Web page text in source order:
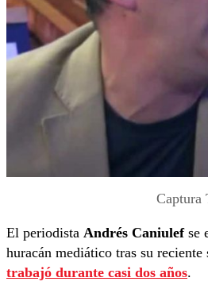
Captura
El periodista Andrés Caniulefse
huracán mediático tras su reciente
trabajó durante casi dos años.